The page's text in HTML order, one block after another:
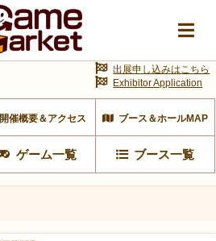
開催概要＆アクセス ブース＆ホールMAP
ゲーム一覧 ブース一覧
出展申し込みはこちら
Exhibitor Application